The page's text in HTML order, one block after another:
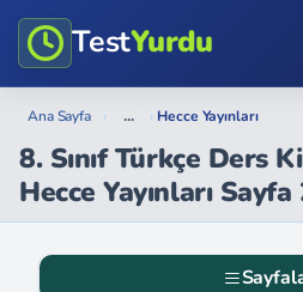
TestYurdu
Ana Sayfa › ... › Hecce Yayınları
8. Sınıf Türkçe Ders
Hecce Yayınları